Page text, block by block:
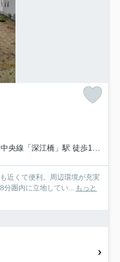
央線「深江橋」駅 徒歩15分
近くて便利。周辺環境が充実
分圏内に立地してい... もっと